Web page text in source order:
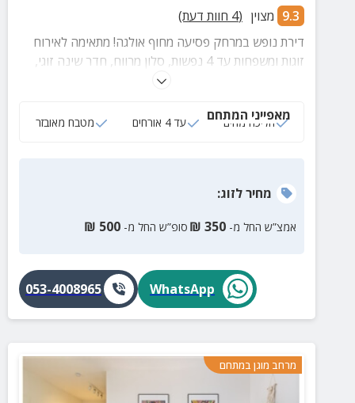
9.3 מצוין (
4 חוות דעת)
דירת נופש במרחק פסיעה מחוף אולגה! מתאימה לאירוח
זוגות ומשפחות עד 4 נפשות, סלון מרווח, חדר שינה זוגי,
מטבח מאובזר, פינת ישיבה חיצונית ועוד.
מאפייני המתחם
הליכה מהים עד 4 אורחים מטבח מאובזר
מחירלזוג:
אמצ”ש החל מ- 350
₪ סופ”ש החל מ- 500
₪
WhatsApp
053-4008965
מרחב מוגן במתחם